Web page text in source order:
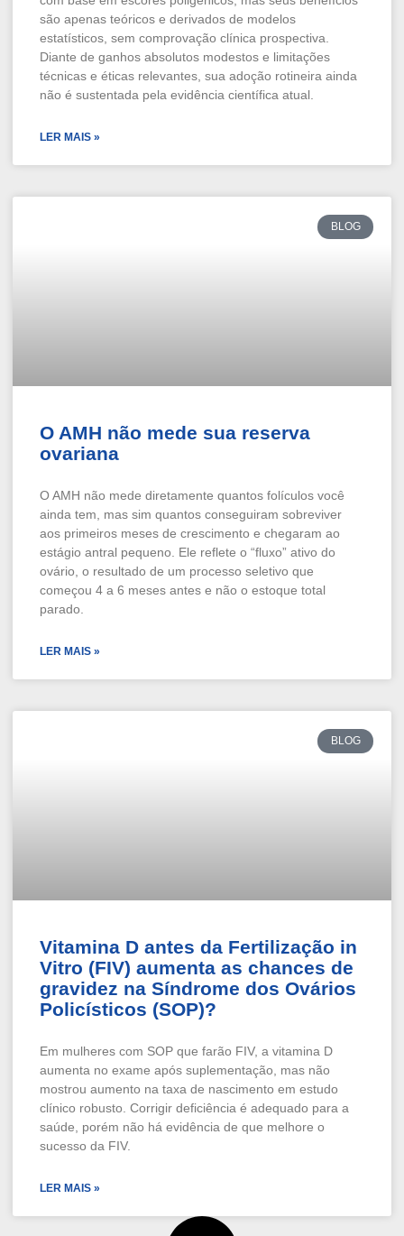
são apenas teóricos e derivados de modelos
estatísticos, sem comprovação clínica prospectiva.
Diante de ganhos absolutos modestos e limitações
técnicas e éticas relevantes, sua adoção rotineira ainda
não é sustentada pela evidência científica atual.
LER MAIS »
BLOG
O AMH não mede sua reserva
ovariana
O AMH não mede diretamente quantos folículos você
ainda tem, mas sim quantos conseguiram sobreviver
aos primeiros meses de crescimento e chegaram ao
estágio antral pequeno. Ele reflete o “fluxo” ativo do
ovário, o resultado de um processo seletivo que
começou 4 a 6 meses antes e não o estoque total
parado.
LER MAIS »
BLOG
Vitamina D antes da Fertilização in
Vitro (FIV) aumenta as chances de
gravidez na Síndrome dos Ovários
Policísticos (SOP)?
Em mulheres com SOP que farão FIV, a vitamina D
aumenta no exame após suplementação, mas não
mostrou aumento na taxa de nascimento em estudo
clínico robusto. Corrigir deficiência é adequado para a
saúde, porém não há evidência de que melhore o
sucesso da FIV.
LER MAIS »